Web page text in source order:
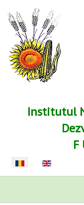
Institutul
F
Selectați limba dvs